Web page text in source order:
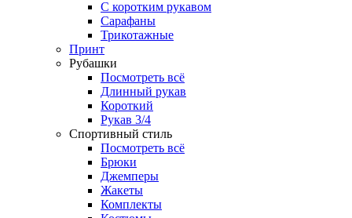
С коротким рукавом
Сарафаны
Трикотажные
Принт
Рубашки
Посмотреть всё
Длинный рукав
Короткий
Рукав 3/4
Спортивный стиль
Посмотреть всё
Брюки
Джемперы
Жакеты
Комплекты